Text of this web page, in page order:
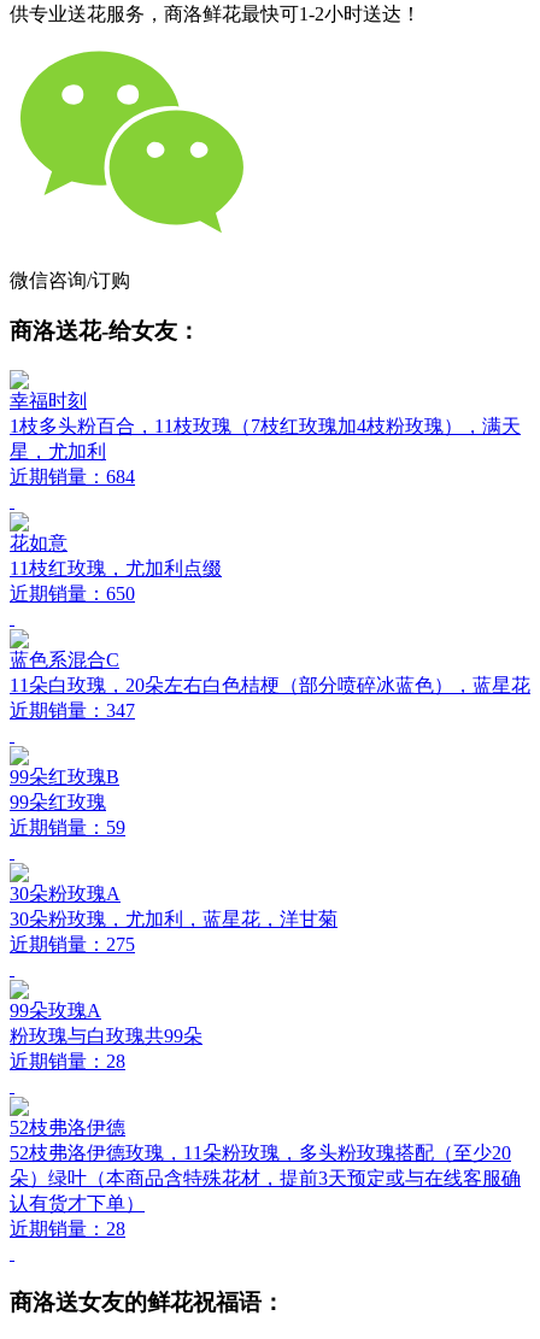
供专业送花服务，商洛鲜花最快可1-2小时送达！
微信咨询/订购
商洛送花-给女友：
幸福时刻
1枝多头粉百合，11枝玫瑰（7枝红玫瑰加4枝粉玫瑰），满天
星，尤加利
近期销量：684
花如意
11枝红玫瑰，尤加利点缀
近期销量：650
蓝色系混合C
11朵白玫瑰，20朵左右白色桔梗（部分喷碎冰蓝色），蓝星花
近期销量：347
99朵红玫瑰B
99朵红玫瑰
近期销量：59
30朵粉玫瑰A
30朵粉玫瑰，尤加利，蓝星花，洋甘菊
近期销量：275
99朵玫瑰A
粉玫瑰与白玫瑰共99朵
近期销量：28
52枝弗洛伊德
52枝弗洛伊德玫瑰，11朵粉玫瑰，多头粉玫瑰搭配（至少20
朵）绿叶（本商品含特殊花材，提前3天预定或与在线客服确
认有货才下单）
近期销量：28
商洛送女友的鲜花祝福语：